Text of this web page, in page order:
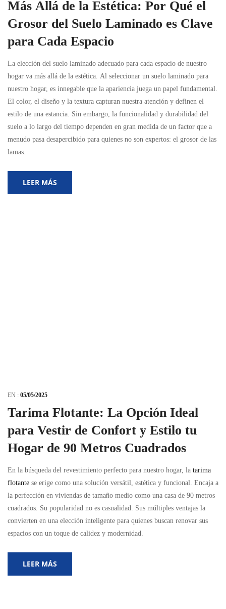
Más Allá de la Estética: Por Qué el
Grosor del Suelo Laminado es Clave
para Cada Espacio
La elección del suelo laminado adecuado para cada espacio de nuestro
hogar va más allá de la estética. Al seleccionar un suelo laminado para
nuestro hogar, es innegable que la apariencia juega un papel fundamental.
El color, el diseño y la textura capturan nuestra atención y definen el
estilo de una estancia. Sin embargo, la funcionalidad y durabilidad del
suelo a lo largo del tiempo dependen en gran medida de un factor que a
menudo pasa desapercibido para quienes no son expertos: el grosor de las
lamas.
LEER MÁS
EN : 05/05/2025
Tarima Flotante: La Opción Ideal
para Vestir de Confort y Estilo tu
Hogar de 90 Metros Cuadrados
En la búsqueda del revestimiento perfecto para nuestro hogar, la tarima
flotante se erige como una solución versátil, estética y funcional. Encaja a
la perfección en viviendas de tamaño medio como una casa de 90 metros
cuadrados. Su popularidad no es casualidad. Sus múltiples ventajas la
convierten en una elección inteligente para quienes buscan renovar sus
espacios con un toque de calidez y modernidad.
LEER MÁS